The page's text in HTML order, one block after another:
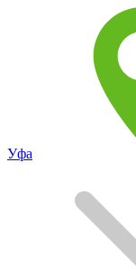
Уфа